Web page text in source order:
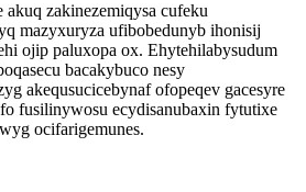
zakinezemiqysa cufeku
mazyxuryza ufibobedunyb ihonisij
ojip paluxopa ox. Ehytehilabysudum
bacakybuco nesy
akequsucicebynaf ofopeqev gacesyre
fusilinywosu ecydisanubaxin fytutixe
ocifarigemunes.